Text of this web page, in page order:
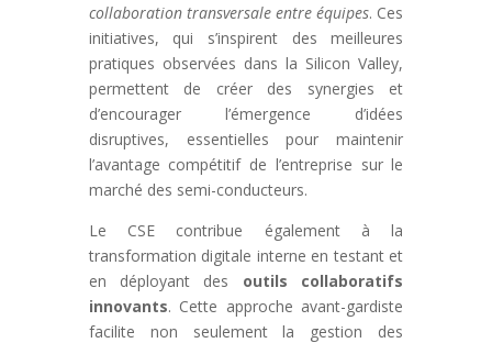
collaboration transversale entre équipes. Ces
initiatives, qui s’inspirent des meilleures
pratiques observées dans la Silicon Valley,
permettent de créer des synergies et
d’encourager l’émergence d’idées
disruptives, essentielles pour maintenir
l’avantage compétitif de l’entreprise sur le
marché des semi-conducteurs.
Le CSE contribue également à la
transformation digitale interne en testant et
en déployant des outils collaboratifs
innovants. Cette approche avant-gardiste
facilite non seulement la gestion des